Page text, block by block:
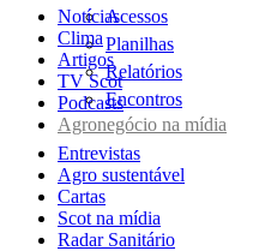
Acessos
Planilhas
Relatórios
Encontros
Notícias
Clima
Artigos
TV Scot
Podcasts
Agronegócio na mídia
Entrevistas
Agro sustentável
Cartas
Scot na mídia
Radar Sanitário